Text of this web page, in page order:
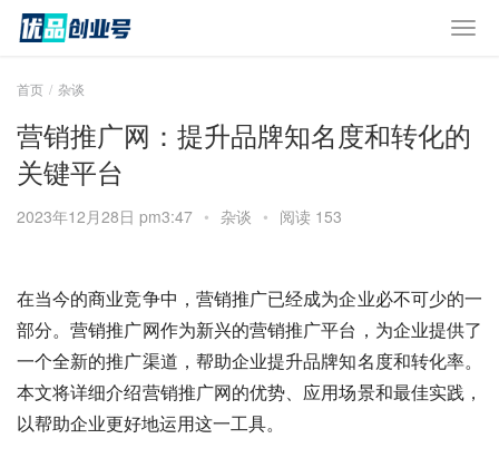
首页 杂谈
营销推广网：提升品牌知名度和转化的
关键平台
2023年12月28日 pm3:47 • 杂谈 • 阅读 153
在当今的商业竞争中，营销推广已经成为企业必不可少的一
部分。营销推广网作为新兴的营销推广平台，为企业提供了
一个全新的推广渠道，帮助企业提升品牌知名度和转化率。
本文将详细介绍营销推广网的优势、应用场景和最佳实践，
以帮助企业更好地运用这一工具。